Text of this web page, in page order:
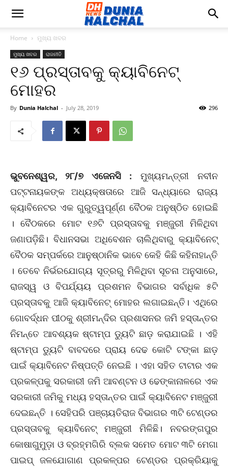
Home ମୁଖ୍ୟ ଖବର
ମୁଖ୍ୟ ଖବର ରାଜନୀତି
୧୬ ପ୍ରସ୍ତାବକୁ କ୍ୟାବିନେଟ୍
ମୋହର
By Dunia Halchal - July 28, 2019 296
ଭୁବନେଶ୍ୱର, ୨୮/୭ ଏଜେନସି : ମୁଖ୍ୟମନ୍ତ୍ରୀ ନବୀନ
ପଟ୍ଟନାୟକଙ୍କ ଅଧ୍ୟକ୍ଷତାରେ ଆଜି ସନ୍ଧ୍ୟାରେ ରାଜ୍ୟ
କ୍ୟାବିନେଟର ଏକ ଗୁରୁତ୍ୱପୂର୍ଣ୍ଣ ବୈଠକ ଅନୁଷ୍ଠିତ ହୋଇଛି
। ବୈଠକରେ ମୋଟ ୧୬ଟି ପ୍ରସ୍ତାବକୁ ମଞ୍ଜୁରୀ ମିଳିଥିବା
ଜଣାପଡ଼ିଛି। ବିଧାନସଭା ଅଧିବେଶନ ଚାଲିଥିବାରୁ କ୍ୟାବିନେଟ୍
ବୈଠକ ସମ୍ପର୍କରେ ଆନୁଷ୍ଠାନିକ ଭାବେ କେହି କିଛି କହିନାହାନ୍ତି
। ତେବେ ନିର୍ଭରଯୋଗ୍ୟ ସୂତ୍ରରୁ ମିଳିଥିବା ସୂଚନା ଅନୁସାରେ,
ରାଜସ୍ୱ ଓ ବିପର୍ଯ୍ୟୟ ପ୍ରଶମନ ବିଭାଗର ସର୍ବାଧିକ ୫ଟି
ପ୍ରସ୍ତାବକୁ ଆଜି କ୍ୟାବିନେଟ୍ ମୋହର ଲଗାଇଛନ୍ତି। ଏଥିରେ
ଗୋବର୍ଦ୍ଧନ ପୀଠକୁ ଶ୍ରୀମନ୍ଦିର ପ୍ରଶାସନର ଜମି ହସ୍ତାନ୍ତର
ନିମନ୍ତେ ଆବଶ୍ୟକ ଷ୍ଟାମ୍ପ ଡ୍ୟୁଟି ଛାଡ଼ କରାଯାଇଛି । ଏହି
ଷ୍ଟାମ୍ପ ଡ୍ୟୁଟି ବାବଦରେ ପ୍ରାୟ ଦେଢ କୋଟି ଟଙ୍କା ଛାଡ଼
ପାଇଁ କ୍ୟାବିନେଟ ନିଷ୍ପତ୍ତି ନେଇଛି । ଏହା ସହିତ ଟାଟାର ଏକ
ପ୍ରକଳ୍ପକୁ ସରକାରୀ ଜମି ଆବଣ୍ଟନ ଓ ଢେଙ୍କାନାଳରେ ଏକ
ସରକାରୀ ଜମିକୁ ମଧ୍ୟ ହସ୍ତାନ୍ତର ପାଇଁ କ୍ୟାବିନେଟ ମଞ୍ଜୁରୀ
ଦେଇଛନ୍ତି । ସେହିପରି ପଞ୍ଚାୟତିରାଜ ବିଭାଗର ୩ଟି ଟେଣ୍ଡର
ପ୍ରସ୍ତାବକୁ କ୍ୟାବିନେଟ୍ ମଞ୍ଜୁରୀ ମିଳିଛି। ନବରଙ୍ଗପୁର
କୋଷାଗୁମୁଡ଼ା ଓ ବ୍ରହ୍ମଗିରି ବ୍ଲକ ସମେତ ମୋଟ ୩ଟି ମେଗା
ପାଇପ୍ ଜଳଯୋଗାଣ ପ୍ରକଳ୍ପର ଟେଣ୍ଡର ପ୍ରକ୍ରିୟାକୁ